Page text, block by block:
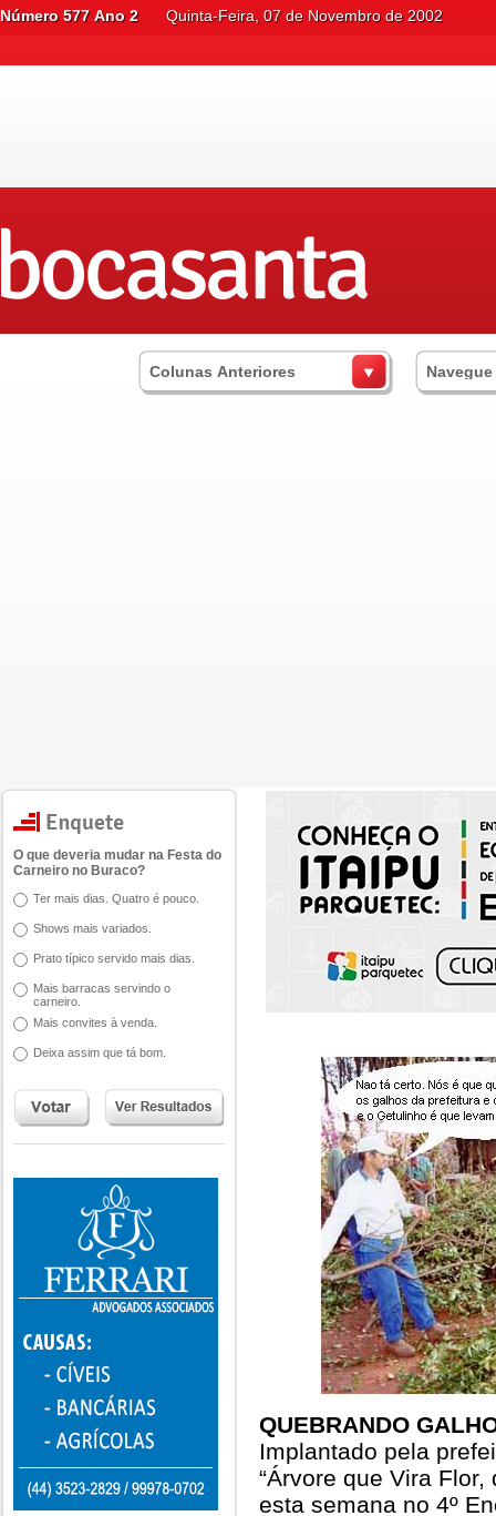
Número 577 Ano 2 Quinta-Feira, 07 de Novembro de 2002
Colunas Anteriores
O que deveria mudar na Festa do
Carneiro no Buraco?
Ter mais dias. Quatro é pouco.
Shows mais variados.
Prato típico servido mais dias.
Mais barracas servindo o
carneiro.
Mais convites à venda.
Deixa assim que tá bom.
QUEBRANDO
Implantado pela
“Árvore que Vira
esta semana no 4º